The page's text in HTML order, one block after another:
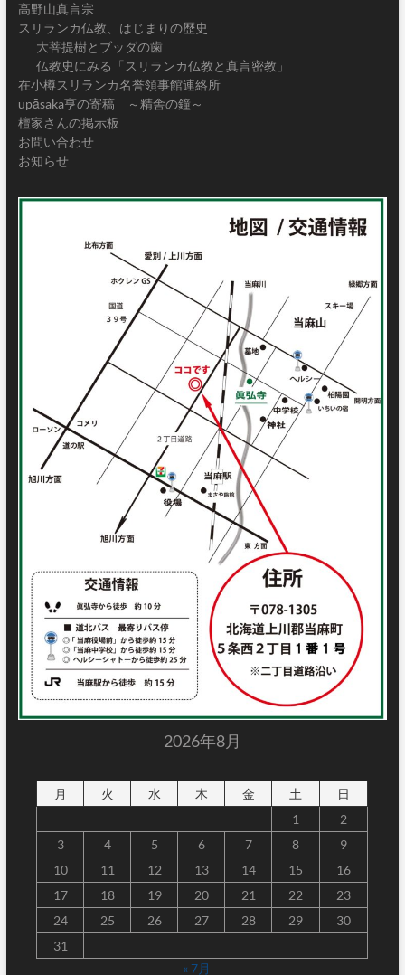
高野山真言宗
スリランカ仏教、はじまりの歴史
大菩提樹とブッダの歯
仏教史にみる「スリランカ仏教と真言密教」
在小樽スリランカ名誉領事館連絡所
upāsaka亨の寄稿 ～精舎の鐘～
檀家さんの掲示板
お問い合わせ
お知らせ
2026年8月
月 火 水 木 金 土
日
1
2
3
4 5 6 7 8
9
10
11 12 13 14 15
16
17
18 19 20 21 22
23
24
25 26 27 28 29
30
31
« 7月